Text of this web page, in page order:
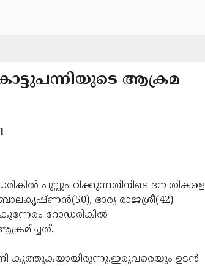
ആക്രമ
പുല്ലുപറിക്കുന്നതിനിടെ ദമ്പതികളെ
ബാലകൃഷ്ണന്‍(50), ഭാര്യ രാജശ്രീ(42)
റോഡരികില്‍
കുത്തുകയായിരുന്നു.ഇരുവരെയും ഉടന്‍